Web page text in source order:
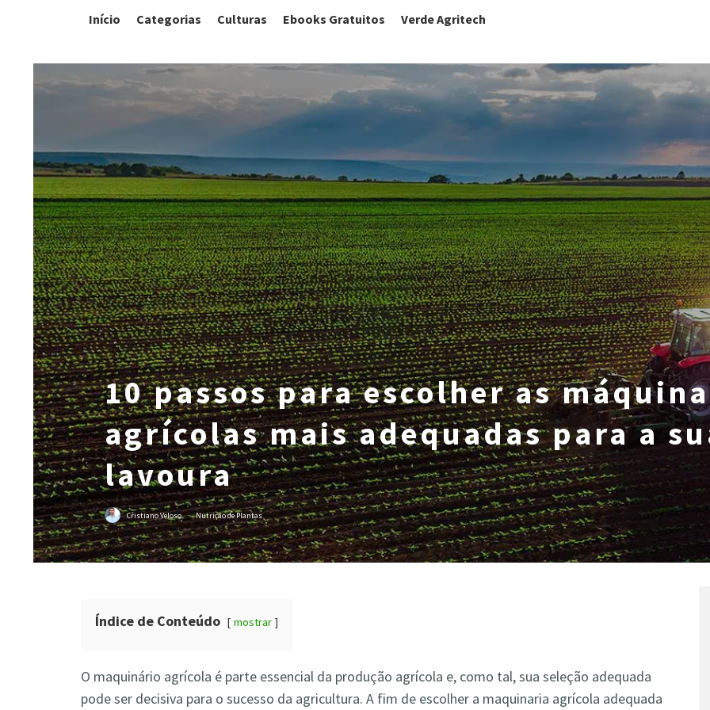
Início Categorias Culturas Ebooks Gratuitos Verde Agritech
10 passos para escolher as
agrícolas mais adequadas para a
lavoura
Cristiano Veloso · Nutrição de Plantas
Índice de Conteúdo mostrar
O maquinário agrícola é parte essencial da produção agrícola e, como tal, sua seleção adequada
pode ser decisiva para o sucesso da agricultura. A fim de escolher a maquinaria agrícola adequada